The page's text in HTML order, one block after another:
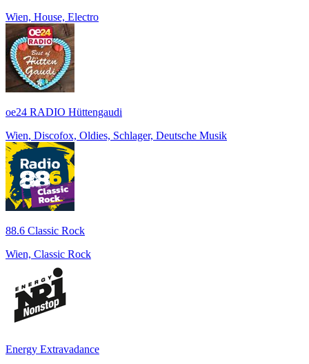
Wien, House, Electro
oe24 RADIO Hüttengaudi
Wien, Discofox, Oldies, Schlager, Deutsche Musik
88.6 Classic Rock
Wien, Classic Rock
Energy Extravadance